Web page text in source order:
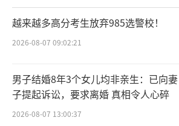
越来越多高分考生放弃985选警校！
2026-08-07 09:02:21
男子结婚8年3个女儿均非亲生：已向妻
子提起诉讼，要求离婚 真相令人心碎
2026-08-07 13:00:37